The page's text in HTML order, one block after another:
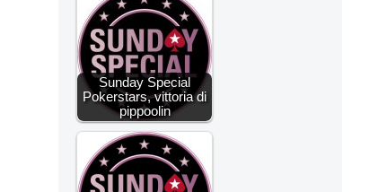
Sunday Special
Pokerstars, vittoria di
pippoolin